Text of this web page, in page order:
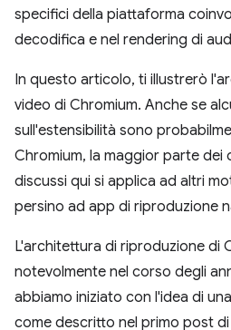
specifici della piattaforma
decodifica e nel rendering di
In questo articolo, ti illustrerò
video di Chromium. Anche se
sull'estensibilità sono
Chromium, la maggior parte
discussi qui si applica ad altri
persino ad app di riproduzione
L'architettura di riproduzione di
notevolmente nel corso degli
abbiamo iniziato con l'idea di una
come descritto nel primo post